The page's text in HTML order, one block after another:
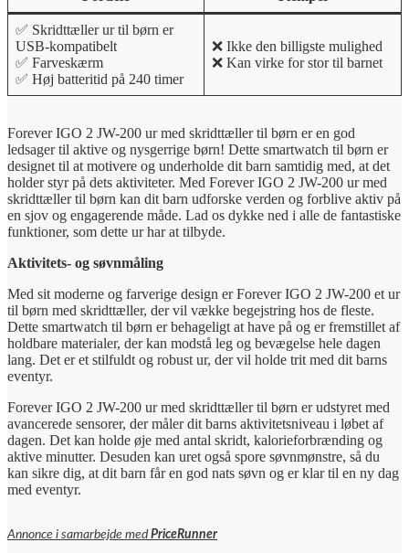
✅ Skridttæller ur til børn er
USB-kompatibelt
✅ Farveskærm
✅ Høj batteritid på 240 timer
❌ Ikke den billigste mulighed
❌ Kan virke for stor til barnet
Forever IGO 2 JW-200 ur med skridttæller til børn er en god
ledsager til aktive og nysgerrige børn! Dette smartwatch til børn er
designet til at motivere og underholde dit barn samtidig med, at det
holder styr på dets aktiviteter. Med Forever IGO 2 JW-200 ur med
skridttæller til børn kan dit barn udforske verden og forblive aktiv på
en sjov og engagerende måde. Lad os dykke ned i alle de fantastiske
funktioner, som dette ur har at tilbyde.
Aktivitets- og søvnmåling
Med sit moderne og farverige design er Forever IGO 2 JW-200 et ur
til børn med skridttæller, der vil vække begejstring hos de fleste.
Dette smartwatch til børn er behageligt at have på og er fremstillet af
holdbare materialer, der kan modstå leg og bevægelse hele dagen
lang. Det er et stilfuldt og robust ur, der vil holde trit med dit barns
eventyr.
Forever IGO 2 JW-200 ur med skridttæller til børn er udstyret med
avancerede sensorer, der måler dit barns aktivitetsniveau i løbet af
dagen. Det kan holde øje med antal skridt, kalorieforbrænding og
aktive minutter. Desuden kan uret også spore søvnmønstre, så du
kan sikre dig, at dit barn får en god nats søvn og er klar til en ny dag
med eventyr.
Annonce i samarbejde medPriceRunner